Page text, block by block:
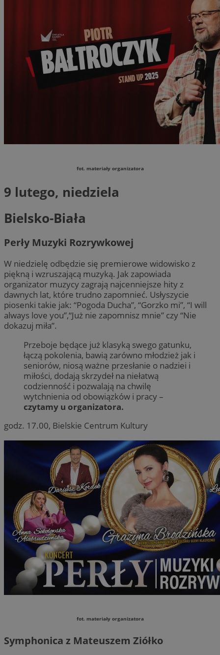
fot. materiały organizatora
9 lutego, niedziela
Bielsko-Biała
Perły Muzyki Rozrywkowej
W niedzielę odbędzie się premierowe widowisko z
piękną i wzruszającą muzyką. Jak zapowiada
organizator muzycy zagrają najcenniejsze hity z
dawnych lat, które trudno zapomnieć. Usłyszycie
piosenki takie jak: “Pogoda Ducha”, “Gorzko mi”, “I will
always love you”,“Już nie zapomnisz mnie” czy “Nie
dokazuj miła”.
Przeboje będące już klasyką swego gatunku,
łączą pokolenia, bawią zarówno młodzież jak i
seniorów, niosą ważne przesłanie o nadziei i
miłości, dodają skrzydeł na niełatwą
codzienność i pozwalają na chwilę
wytchnienia od obowiązków i pracy –
czytamy u organizatora.
godz. 17.00, Bielskie Centrum Kultury
fot. materiały organizatora
Symphonica z Mateuszem Ziółko